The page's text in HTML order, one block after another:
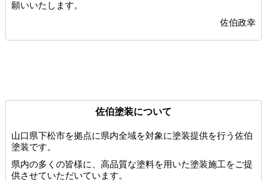
願いいたします。
佐伯政幸
佐伯塗装について
山口県下松市を拠点に県内全域を対象に塗装提供を行う佐伯
塗装です。
県内の多くの皆様に、高品質な塗料を用いた塗装施工をご提
供させていただいています。